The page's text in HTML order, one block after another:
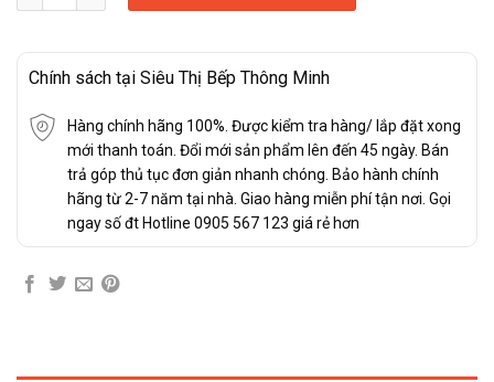
Chính sách tại Siêu Thị Bếp Thông Minh
Hàng chính hãng 100%. Được kiểm tra hàng/ lắp đặt xong
mới thanh toán. Đổi mới sản phẩm lên đến 45 ngày. Bán
trả góp thủ tục đơn giản nhanh chóng. Bảo hành chính
hãng từ 2-7 năm tại nhà. Giao hàng miễn phí tận nơi. Gọi
ngay số đt Hotline 0905 567 123 giá rẻ hơn